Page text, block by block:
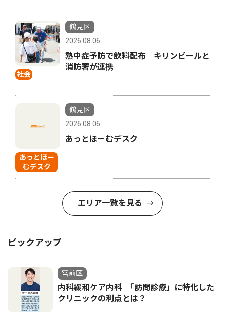
社会
鶴見区
2026.08.06
熱中症予防で飲料配布 キリンビールと
消防署が連携
あっとほー
むデスク
鶴見区
2026.08.06
あっとほーむデスク
エリア一覧を見る
ピックアップ
宮前区
内科緩和ケア内科 ｢訪問診療」に特化した
クリニックの利点とは？